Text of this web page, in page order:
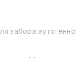
забора